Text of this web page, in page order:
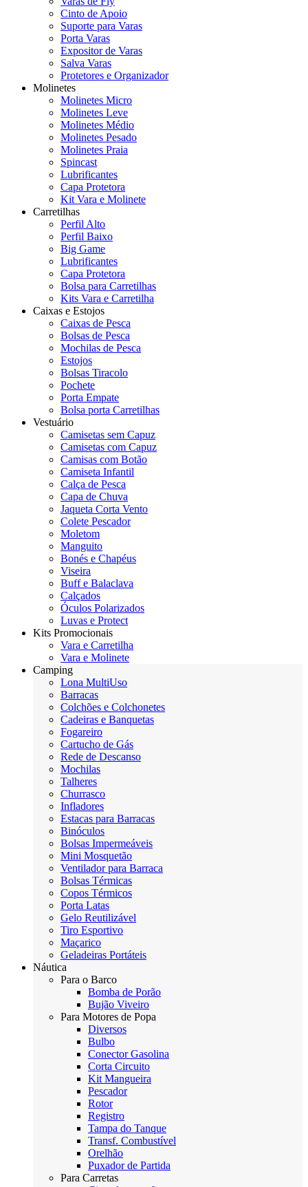
Cinto de Apoio
Suporte para Varas
Porta Varas
Expositor de Varas
Salva Varas
Protetores e Organizador
Molinetes
Molinetes Micro
Molinetes Leve
Molinetes Médio
Molinetes Pesado
Molinetes Praia
Spincast
Lubrificantes
Capa Protetora
Kit Vara e Molinete
Carretilhas
Perfil Alto
Perfil Baixo
Big Game
Lubrificantes
Capa Protetora
Bolsa para Carretilhas
Kits Vara e Carretilha
Caixas e Estojos
Caixas de Pesca
Bolsas de Pesca
Mochilas de Pesca
Estojos
Bolsas Tiracolo
Pochete
Porta Empate
Bolsa porta Carretilhas
Vestuário
Camisetas sem Capuz
Camisetas com Capuz
Camisas com Botão
Camiseta Infantil
Calça de Pesca
Capa de Chuva
Jaqueta Corta Vento
Colete Pescador
Moletom
Manguito
Bonés e Chapéus
Viseira
Buff e Balaclava
Calçados
Óculos Polarizados
Luvas e Protect
Kits Promocionais
Vara e Carretilha
Vara e Molinete
Camping
Lona MultiUso
Barracas
Colchões e Colchonetes
Cadeiras e Banquetas
Fogareiro
Cartucho de Gás
Rede de Descanso
Mochilas
Talheres
Churrasco
Infladores
Estacas para Barracas
Binóculos
Bolsas Impermeáveis
Mini Mosquetão
Ventilador para Barraca
Bolsas Térmicas
Copos Térmicos
Porta Latas
Gelo Reutilizável
Tiro Esportivo
Maçarico
Geladeiras Portáteis
Náutica
Para o Barco
Bomba de Porão
Bujão Viveiro
Para Motores de Popa
Diversos
Bulbo
Conector Gasolina
Corta Circuito
Kit Mangueira
Pescador
Rotor
Registro
Tampa do Tanque
Transf. Combustível
Orelhão
Puxador de Partida
Para Carretas